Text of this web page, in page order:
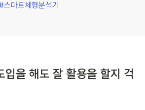
스마트체형분석기
입을 해도 잘 활용을 할지 걱